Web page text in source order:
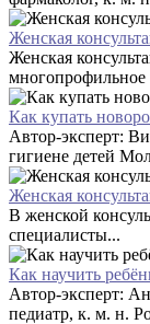
Женская
Женская
многопрофильное
Как купать
Автор-эксперт:
гигиене детей
Женская
В женской
специалисты...
Как научить
Автор-эксперт:
педиатр, к. м. н.